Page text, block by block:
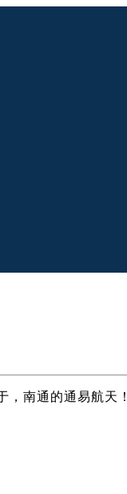
，南通的通易航天